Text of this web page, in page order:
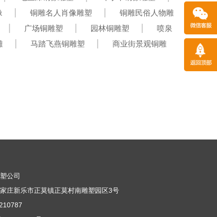
铜雕名人肖像雕塑
铜雕民俗人物雕
广场铜雕塑
园林铜雕塑
喷泉
马踏飞燕铜雕塑 商业街景观铜雕
公司
庄新乐市正莫镇正莫村南雕塑园区3号